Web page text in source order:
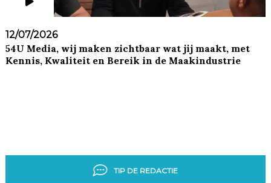
12/07/2026
54U Media, wij maken zichtbaar wat jij maakt, met
Kennis, Kwaliteit en Bereik in de Maakindustrie
TIP DE REDACTIE